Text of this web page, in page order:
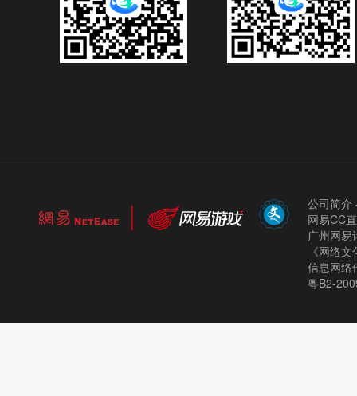
公司简介
网易CC
广州网
《网络
信息网络
粤B2-